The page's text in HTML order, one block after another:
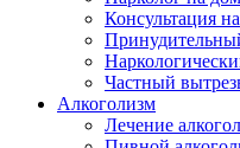
Консультация
Частный
Алкоголизм
Лечение